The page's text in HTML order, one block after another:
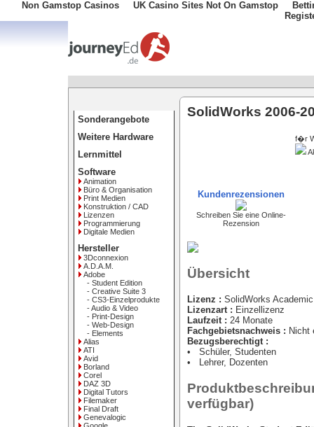
Non Gamstop Casinos UK Casino Sites Not On Gamstop
Sonderangebote
Weitere Hardware
Lernmittel
Software
Animation
Büro & Organisation
Print Medien
Konstruktion / CAD
Lizenzen
Programmierung
Digitale Medien
Hersteller
3Dconnexion
A.D.A.M.
Adobe
- Student Edition
- Creative Suite 3
- CS3-Einzelprodukte
- Audio & Video
- Print-Design
- Web-Design
- Elements
Alias
ATI
Avid
Borland
Corel
DAZ 3D
Digital Tutors
Filemaker
Final Draft
Genevalogic
SolidWorks 2006-
f�r
Kundenrezensionen
Schreiben Sie eine Online-
Rezension
Übersicht
Lizenz : SolidWorks
Lizenzart : Einzellizenz
Laufzeit : 24 Monate
Fachgebietsnachweis : Nicht
Bezugsberechtigt :
• Schüler, Studenten
• Lehrer, Dozenten
verfügbar)